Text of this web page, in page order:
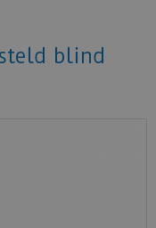
blind